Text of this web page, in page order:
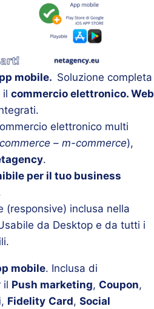
mobile. Soluzione completa
il commercio elettronico. Web
elettronico multi
– m-commerce),
.
per il tuo business
(responsive) inclusa nella
da Desktop e da tutti i
mobile. Inclusa di
il Push marketing, Coupon,
, Fidelity Card, Social